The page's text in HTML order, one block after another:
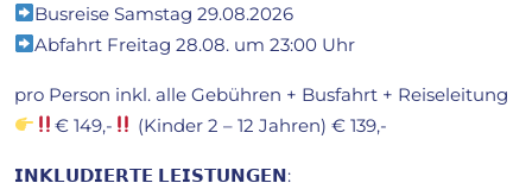
Busreise Samstag 29.08.2026
Abfahrt Freitag 28.08. um 23:00 Uhr
pro Person inkl. alle Gebühren + Busfahrt + Reiseleitung
€ 149,-
(Kinder 2 – 12 Jahren) € 139,-
𝗜𝗡𝗞𝗟𝗨𝗗𝗜𝗘𝗥𝗧𝗘 𝗟𝗘𝗜𝗦𝗧𝗨𝗡𝗚𝗘𝗡: